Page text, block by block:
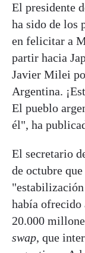
El presidente
ha sido de los
en felicitar a
partir hacia
Javier Milei
Argentina.
El pueblo
él", ha
El secretario
de octubre
había ofrecido
20.000
swap, que